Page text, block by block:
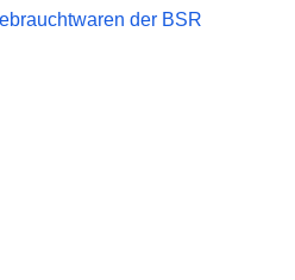
der BSR